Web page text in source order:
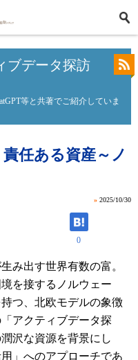
ブデータ探訪
等と共著でご紹介していま
任ある資産～ノ
» 2025/10/30
0
み出す世界有数の富。
を接するノルウェー
つ、北欧モデルの象徴
アクティブデータ探
沢な資源を背景にし
」へのアプローチであ